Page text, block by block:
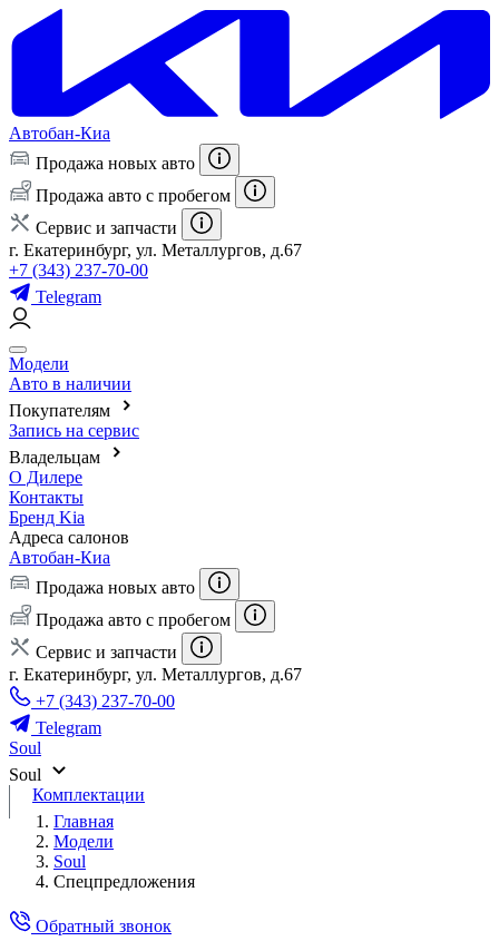
Автобан-Киа
Продажа новых авто
Продажа авто с пробегом
Сервис и запчасти
г. Екатеринбург, ул. Металлургов, д.67
+7 (343) 237-70-00
Telegram
Модели
Авто в наличии
Покупателям
Запись на сервис
Владельцам
О Дилере
Контакты
Бренд Kia
Адреса салонов
Автобан-Киа
Продажа новых авто
Продажа авто с пробегом
Сервис и запчасти
г. Екатеринбург, ул. Металлургов, д.67
+7 (343) 237-70-00
Telegram
Soul
Soul
Комплектации
Главная
Модели
Soul
Спецпредложения
Обратный звонок